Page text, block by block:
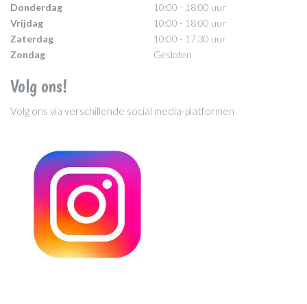
Donderdag
10:00 - 18:00 uur
Vrijdag
10:00 - 18:00 uur
Zaterdag
10:00 - 17:30 uur
Zondag
Gesloten
Volg ons!
Volg ons via verschillende social media-platformen